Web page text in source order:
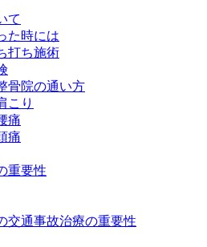
て
た時には
打ち施術
骨院の通い方
こり
痛
痛
重要性
交通事故治療の重要性